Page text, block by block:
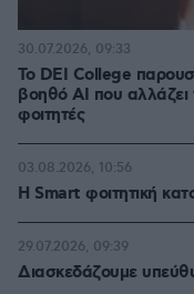
Το DEI College
βοηθό AI που αλλάζει
φοιτητές
30.07.2026, 09:33
Η Smart φοιτητική
03.08.2026, 10:56
Διασκεδάζουμε
29.07.2026, 09:39